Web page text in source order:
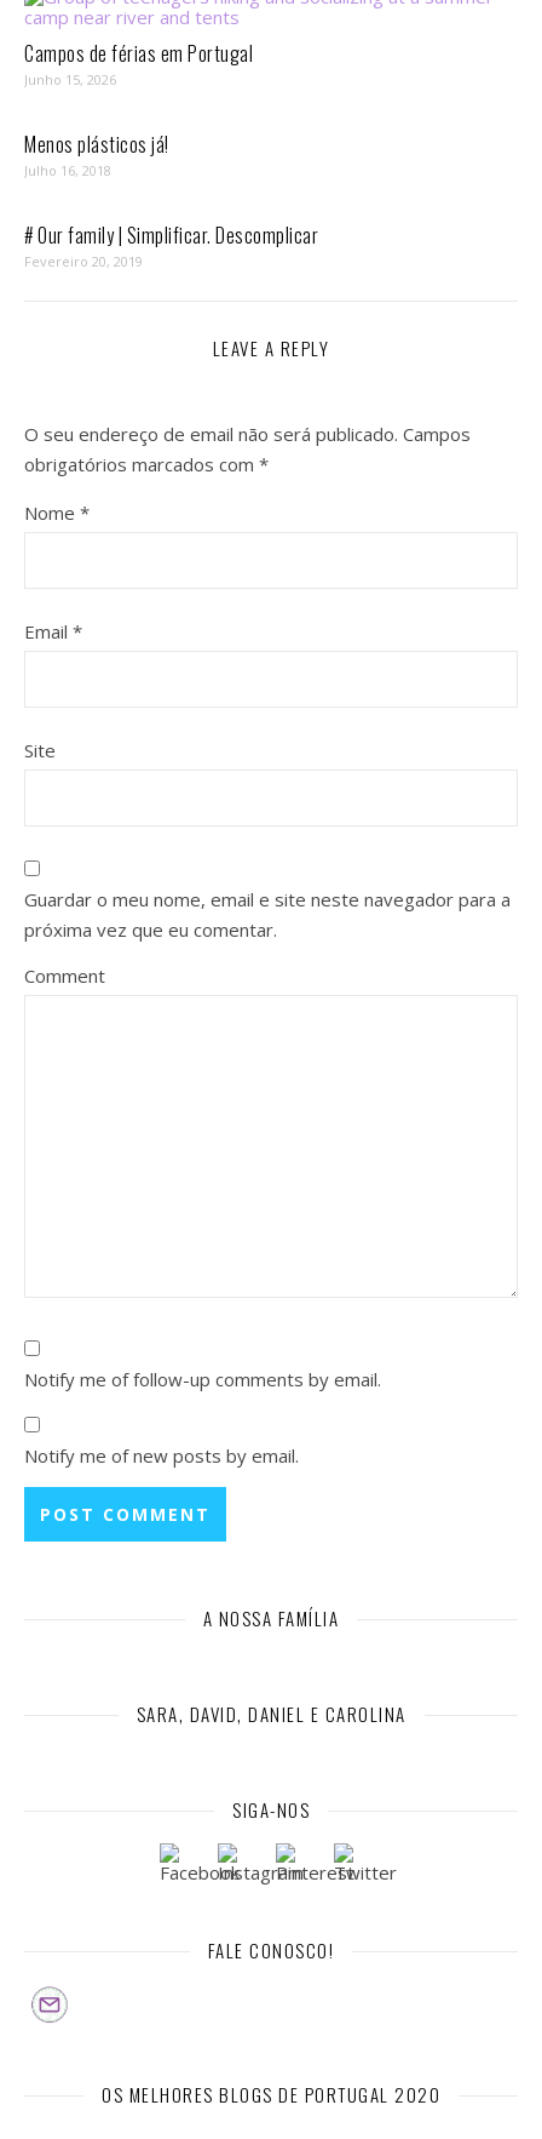
Campos de férias em Portugal
Junho 15, 2026
Menos plásticos já!
Julho 16, 2018
# Our family | Simplificar. Descomplicar
Fevereiro 20, 2019
LEAVE A REPLY
O seu endereço de email não será publicado. Campos
obrigatórios marcados com *
Nome *
Email *
Site
Guardar o meu nome, email e site neste navegador para a
próxima vez que eu comentar.
Comment
Notify me of follow-up comments by email.
Notify me of new posts by email.
A NOSSA FAMÍLIA
SARA, DAVID, DANIEL E CAROLINA
SIGA-NOS
FALE CONOSCO!
OS MELHORES BLOGS DE PORTUGAL 2020